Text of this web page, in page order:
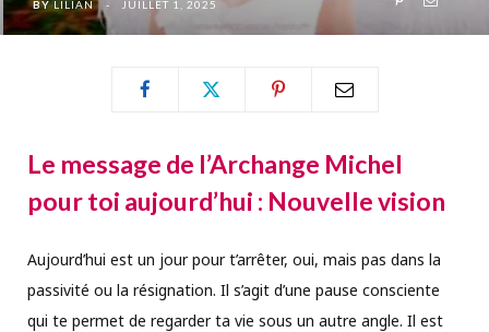
BY LILIAN JUILLET 1, 2025
Le message de l’Archange Michel
pour toi aujourd’hui : Nouvelle vision
Aujourd’hui est un jour pour t’arrêter, oui, mais pas dans la
passivité ou la résignation. Il s’agit d’une pause consciente
qui te permet de regarder ta vie sous un autre angle. Il est